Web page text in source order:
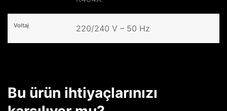
Voltaj 220/240 V – 50 Hz
Bu ürün ihtiyaçlarınızı